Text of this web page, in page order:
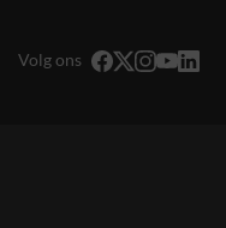
Volg ons